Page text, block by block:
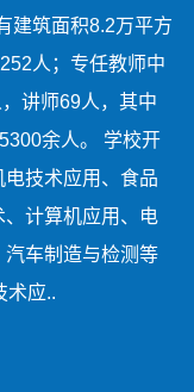
建筑面积8.2万平方
人；专任教师中
讲师69人，其中
余人。 学校开
技术应用、食品
计算机应用、电
车制造与检测等
术应..